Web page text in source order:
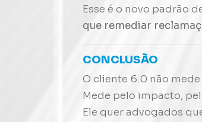
Esse é o novo padrão
que remediar
CONCLUSÃO
O cliente 6.0 não
Mede pelo impacto,
Ele quer advogados